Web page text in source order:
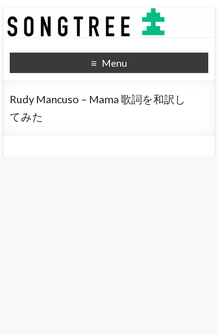
SONGTREE
洋楽歌詞の和訳なら
Menu
Rudy Mancuso – Mama 歌詞を和訳し
てみた